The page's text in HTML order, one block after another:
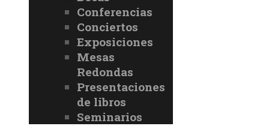
Conferencias
Conciertos
Exposiciones
Mesas
Redondas
Presentaciones
de libros
Seminarios